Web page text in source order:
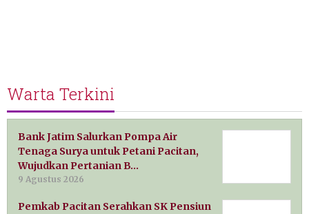
Warta Terkini
Bank Jatim Salurkan Pompa Air
Tenaga Surya untuk Petani Pacitan,
Wujudkan Pertanian B…
9 Agustus 2026
Pemkab Pacitan Serahkan SK Pensiun